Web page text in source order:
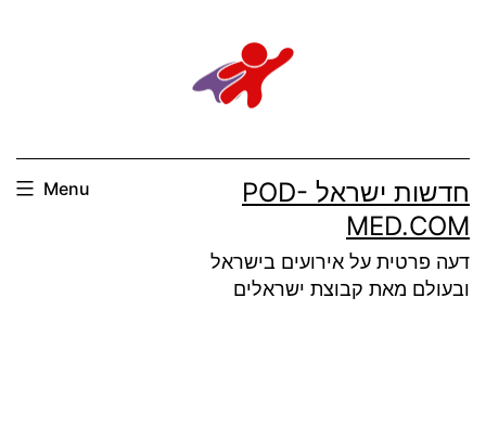
חדשות ישראל POD-
MED.COM
דעה פרטית על אירועים בישראל
ובעולם מאת קבוצת ישראלים
Menu